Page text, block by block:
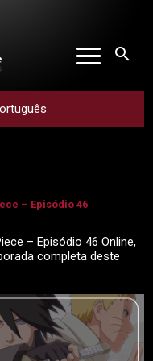
search
– Episódio 46
– Episódio 46 Online,
completa deste